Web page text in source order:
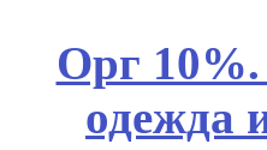
Орг 10%.
одежда